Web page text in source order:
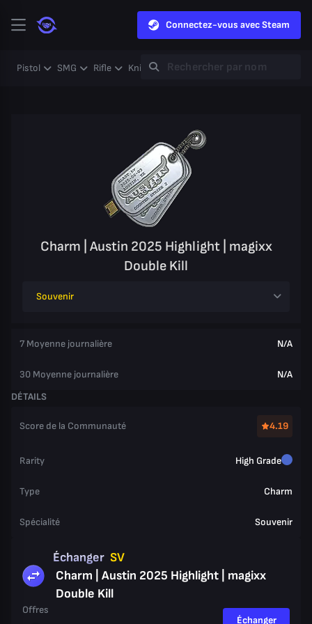
Connectez-vous avec Steam
Pistol SMG Rifle Knife Gloves Heavy Case
Charm | Austin 2025 Highlight | magixx
Double Kill
Souvenir
7 Moyenne journalière N/A
30 Moyenne journalière
N/A
DÉTAILS
Score de la Communauté 4.19
Rarity High Grade
Type Charm
Spécialité Souvenir
Échanger SV
Charm | Austin 2025 Highlight | magixx
Double Kill
Offres
Échanger